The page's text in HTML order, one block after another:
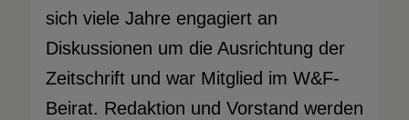
sich viele Jahre engagiert an
Diskussionen um die Ausrichtung der
Zeitschrift und war Mitglied im W&F-
Beirat. Redaktion und Vorstand werden